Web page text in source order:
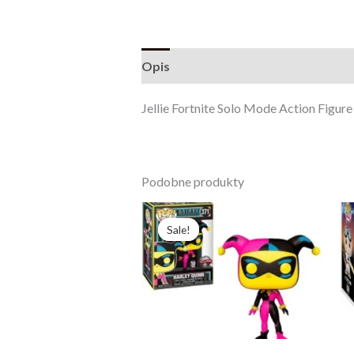
Opis
Jellie Fortnite Solo Mode Action Figure
Podobne produkty
Sale!
Sale!
Pierwotna
cena
wynosiła:
214,23 zł.
wynosi:
164,79 zł.